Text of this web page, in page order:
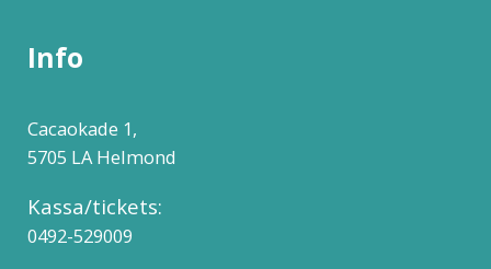
Info
Cacaokade 1,
5705 LA Helmond
Kassa/tickets:
0492-529009